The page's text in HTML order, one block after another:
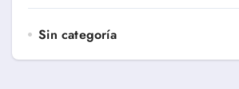
Sin categoría